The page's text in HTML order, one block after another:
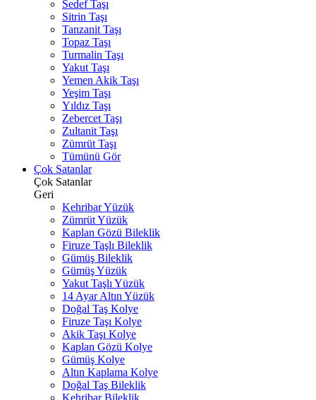
Sedef Taşı
Sitrin Taşı
Tanzanit Taşı
Topaz Taşı
Turmalin Taşı
Yakut Taşı
Yemen Akik Taşı
Yeşim Taşı
Yıldız Taşı
Zebercet Taşı
Zultanit Taşı
Zümrüt Taşı
Tümünü Gör
Çok Satanlar
Çok Satanlar
Geri
Kehribar Yüzük
Zümrüt Yüzük
Kaplan Gözü Bileklik
Firuze Taşlı Bileklik
Gümüş Bileklik
Gümüş Yüzük
Yakut Taşlı Yüzük
14 Ayar Altın Yüzük
Doğal Taş Kolye
Firuze Taşı Kolye
Akik Taşı Kolye
Kaplan Gözü Kolye
Gümüş Kolye
Altın Kaplama Kolye
Doğal Taş Bileklik
Kehribar Bileklik